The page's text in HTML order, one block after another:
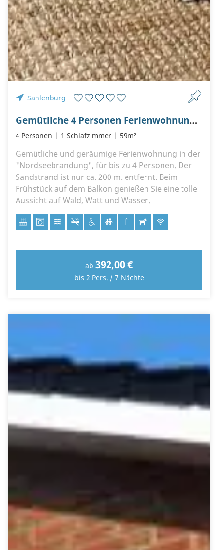
Sahlenburg
Gemütliche 4 Personen Ferienwohnung B1.2 im Haus Nordseebrandung
4 Personen 1 Schlafzimmer 59m²
Gemütliche und geräumige Ferienwohnung in der
"Nordseebrandung", für bis zu 4 Personen. Der
Sandstrand ist nur ca. 200 m. entfernt. Beim
Frühstück auf dem Balkon genießen Sie eine tolle
Aussicht auf Wald, Watt und Wasser.
ab 392,00 €
bis 2 Pers. / 7 Nächte